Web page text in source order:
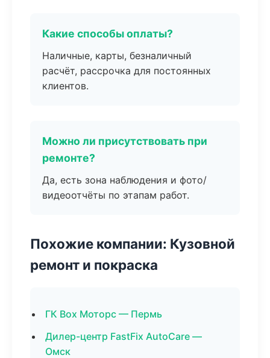
Какие способы оплаты?
Наличные, карты, безналичный
расчёт, рассрочка для постоянных
клиентов.
Можно ли присутствовать при
ремонте?
Да, есть зона наблюдения и фото/
видеоотчёты по этапам работ.
Похожие компании: Кузовной
ремонт и покраска
ГК Box Моторс — Пермь
Дилер-центр FastFix AutoCare —
Омск